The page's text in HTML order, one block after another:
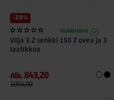
-20%
TILAUSTUOTE
Vilja 3.2 senkki 150 2 ovea ja 3
laatikkoa
Alk. 843,20
1054,00